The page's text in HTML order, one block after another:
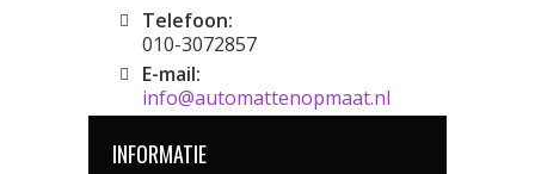
Telefoon:
010-3072857
E-mail:
info@automattenopmaat.nl
INFORMATIE